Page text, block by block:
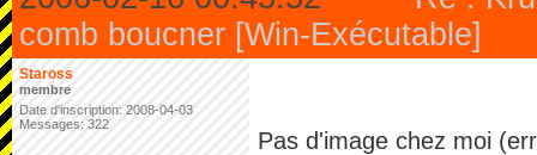
comb boucner [Win-Exécutable]
Staross
membre
Date d'inscription: 2008-04-03
Messages: 322
Pas d'image chez moi